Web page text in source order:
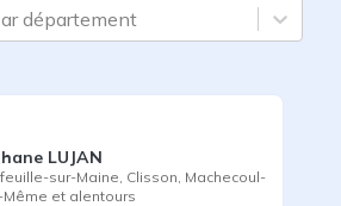
département
LUJAN
sur-Maine Clisson Machecoul-
Même et alentours